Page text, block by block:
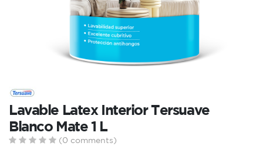
Lavable Latex Interior Tersuave
Blanco Mate 1 L
(0 comments)